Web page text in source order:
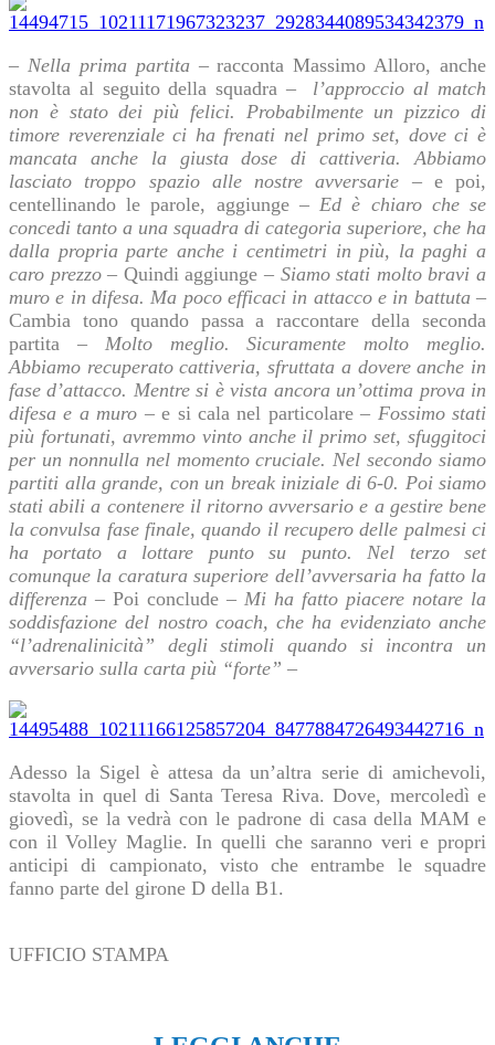
– Nella prima partita– racconta Massimo Alloro, anche
stavolta al seguito della squadra –
l’approccio al match
non è stato dei più felici. Probabilmente un pizzico di
timore reverenziale ci ha frenati nel primo set, dove ci è
mancata anche la giusta dose di cattiveria. Abbiamo
lasciato troppo spazio alle nostre avversarie –e poi,
centellinando le parole, aggiunge –Ed è chiaro che se
concedi tanto a una squadra di categoria superiore, che ha
dalla propria parte anche i centimetri in più, la paghi a
caro prezzo– Quindi aggiunge – Siamo stati molto bravi a
muro e in difesa. Ma poco efficaci in attacco e in battuta–
Cambia tono quando passa a raccontare della seconda
partita – Molto meglio. Sicuramente molto meglio.
Abbiamo recuperato cattiveria, sfruttata a dovere anche in
fase d’attacco. Mentre si è vista ancora un’ottima prova in
difesa e a muro – e si cala nel particolare – Fossimo stati
più fortunati, avremmo vinto anche il primo set, sfuggitoci
per un nonnulla nel momento cruciale. Nel secondo siamo
partiti alla grande, con un break iniziale di 6-0. Poi siamo
stati abili a contenere il ritorno avversario e a gestire bene
la convulsa fase finale, quando il recupero delle palmesi ci
ha portato a lottare punto su punto. Nel terzo set
comunque la caratura superiore dell’avversaria ha fatto la
differenza – Poi conclude – Mi ha fatto piacere notare la
soddisfazione del nostro coach, che ha evidenziato anche
“l’adrenalinicità” degli stimoli quando si incontra un
avversario sulla carta più “forte” –
Adesso la Sigel è attesa da un’altra serie di amichevoli,
stavolta in quel di Santa Teresa Riva. Dove, mercoledì e
giovedì, se la vedrà con le padrone di casa della MAM e
con il Volley Maglie. In quelli che saranno veri e propri
anticipi di campionato, visto che entrambe le squadre
fanno parte del girone D della B1.
UFFICIO STAMPA